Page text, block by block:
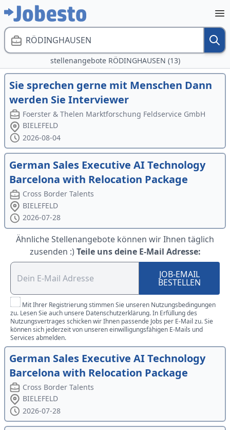
RÖDINGHAUSEN
stellenangebote RÖDINGHAUSEN (13)
Sie sprechen gerne mit Menschen Dann
werden Sie Interviewer
Foerster & Thelen Marktforschung Feldservice GmbH
BIELEFELD
2026-08-04
German Sales Executive AI Technology
Barcelona with Relocation Package
Cross Border Talents
BIELEFELD
2026-07-28
Ähnliche Stellenangebote können wir Ihnen täglich
zusenden :) Teile uns deine E-Mail Adresse:
JOB-EMAIL
BESTELLEN
Mit Ihrer Registrierung stimmen Sie unseren Nutzungsbedingungen
zu. Lesen Sie auch unsere Datenschutzerklärung. In Erfüllung des
Nutzungsvertrages schicken wir Ihnen passende Jobs per E-Mail zu. Sie
können sich jederzeit von unseren einwilligungsfähigen E-Mails und
Services abmelden.
German Sales Executive AI Technology
Barcelona with Relocation Package
Cross Border Talents
BIELEFELD
2026-07-28